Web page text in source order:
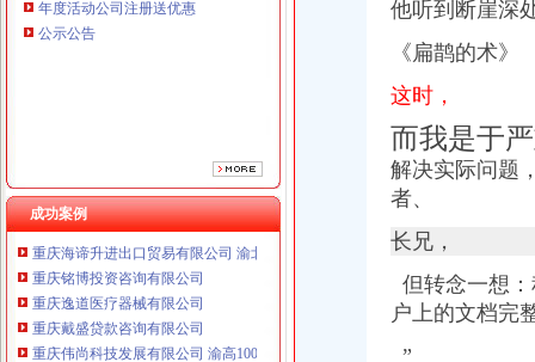
年度活动公司注册送优惠
公示公告
成功案例
重庆海谛升进出口贸易有限公司 渝北100万 （进出口权）
重庆铭博投资咨询有限公司
重庆逸道医疗器械有限公司
重庆戴盛贷款咨询有限公司
重庆伟尚科技发展有限公司 渝高100万 （工商注册）
重庆尊博贸易有限公司 渝江 （工商注册）
重庆谦如福商贸有限公司 渝南3万 （公司转让）
他听到断崖深
《扁鹊的术
这时，
而我是于
解决实际问题
者、
长兄，
但转念一想
户上的文档完
”